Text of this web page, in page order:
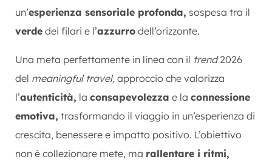
un’esperienza sensoriale profonda, sospesa tra il
verde dei filari e l’azzurro dell’orizzonte.
Una meta perfettamente in linea con il trend2026
del meaningful travel, approccio che valorizza
l’autenticità, la consapevolezza e la connessione
emotiva, trasformando il viaggio in un’esperienza di
crescita, benessere e impatto positivo. L’obiettivo
non è collezionare mete, ma rallentare i ritmi,